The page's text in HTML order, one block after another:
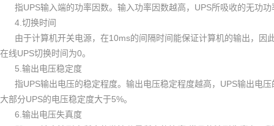
指UPS输入端的功率因数。输入功率因数越高， UPS所吸收的无功
4. 切换时间
由于计算机开关电源，在10ms的间隔时间能保证计算机的输出，因
在线UPS切换时间为0。
5. 输出电压稳定度
指UPS输出电压的稳定程度。输出电压稳定程度越高， UPS输出电压
大部分UPS的电压稳定度大于5%。
6. 输出电压失真度